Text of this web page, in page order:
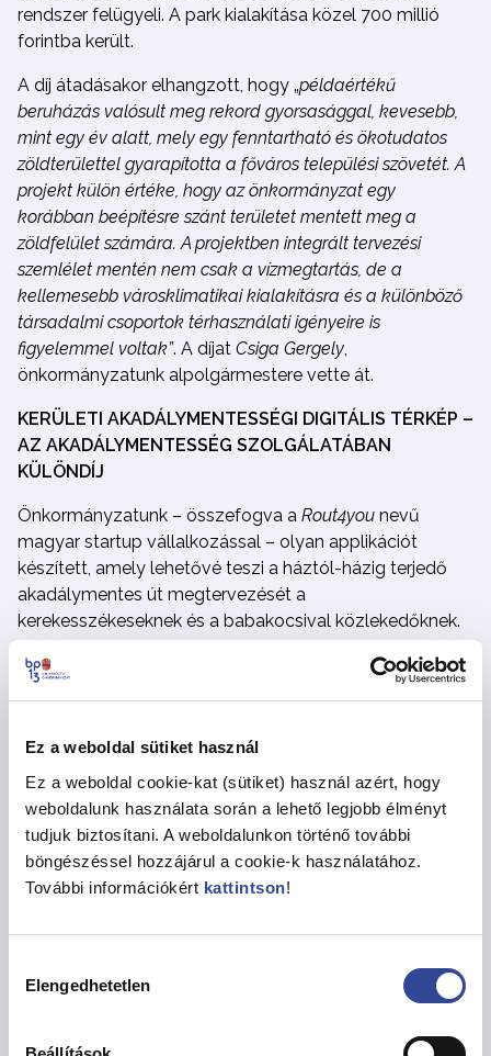
Ez a weboldal sütiket használ
Ez a weboldal cookie-kat (sütiket) használ azért, hogy
weboldalunk használata során a lehető legjobb élményt
tudjuk biztosítani. A weboldalunkon történő további
böngészéssel hozzájárul a cookie-k használatához.
További információkért kattintson!
kiválasztása
Elengedhetetlen
rendszer felügyeli. A park kialakítása közel 700 millió
forintba került.
A díj átadásakor elhangzott, hogy „példaértékű
beruházás valósult meg rekord gyorsasággal, kevesebb,
mint egy év alatt, mely egy fenntartható és ökotudatos
zöldterülettel gyarapította a főváros települési szövetét. A
projekt külön értéke, hogy az önkormányzat egy
korábban beépítésre szánt területet mentett meg a
zöldfelület számára. A projektben integrált tervezési
szemlélet mentén nem csak a vízmegtartás, de a
kellemesebb városklimatikai kialakításra és a különböző
társadalmi csoportok térhasználati igényeire is
figyelemmel voltak”. A díjat Csiga Gergely,
önkormányzatunk alpolgármestere vette át.
KERÜLETI AKADÁLYMENTESSÉGI DIGITÁLIS TÉRKÉP –
AZ AKADÁLYMENTESSÉG SZOLGÁLATÁBAN
KÜLÖNDÍJ
Önkormányzatunk – összefogva a Rout4you nevű
magyar startup vállalkozással – olyan applikációt
készített, amely lehetővé teszi a háztól-házig terjedő
akadálymentes út megtervezését a
kerekesszékeseknek és a babakocsival közlekedőknek.
Az alkalmazás tartalmazza az akadálymentes járdák,
gyalogátkelőhelyek adatait, ezen túl például üzletek,
éttermek, mellékhelyiségek megközelíthetőségéről is
ösztönözte, hogy akadálymentessé tegyék éttermeiket,
üzleteiket, így folyamatosan bővült a térképre kerülő
minősített helyek száma. Az applikáció átfogó
felmérések alapjáén valósult meg, amelyek eredményeit
beépítjük a későbbi kerületi fejlesztési elképzelések
kidolgozásba is.
fejlődés eredményeit a társadalmi befogadás és az
akadálymentesség szolgálatában különdíjat ugyancsak